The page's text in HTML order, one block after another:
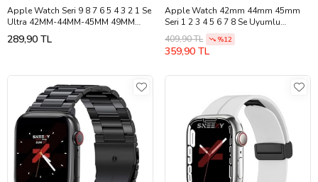
Apple Watch Seri 9 8 7 6 5 4 3 2 1 Se
Ultra 42MM-44MM-45MM 49MM
Uyumlu Metal Hasır Milano Kordon
Kayış Mıknatıslı
289,90 TL
Apple Watch 42mm 44mm 45mm
Seri 1 2 3 4 5 6 7 8 Se Uyumlu
Coastal Manyetik Tokalı Silikon
Kordon (Açık Pembe)
409,90 TL %12
359,90 TL